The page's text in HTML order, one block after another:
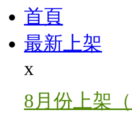
首頁
最新上架
x
8月份上架（